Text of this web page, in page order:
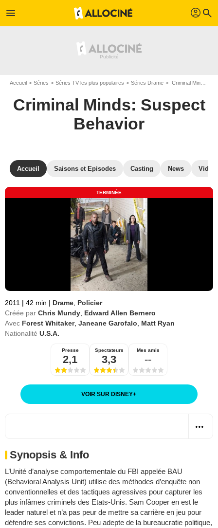
menu profil search
Accueil Séries Séries TV les plus populaires Séries Drame Criminal Minds: Suspect Behavior
Criminal Minds: Suspect
Behavior
Accueil Saisons et Episodes Casting News
TERMINÉE
2011 | 42 min | Drame Policier
Créée par Chris Mundy Edward Allen Bernero
Avec Forest Whitaker, Janeane Garofalo
Matt Ryan
Nationalité U.S.A.
Presse
2,1
Spectateurs
3,3
Mes amis
--
VOIR SUR DISNEY+
Synopsis & Info
L’Unité d’analyse comportementale du FBI appelée BAU
(Behavioral Analysis Unit) utilise des méthodes d’enquête non
conventionnelles et des tactiques agressives pour capturer les
plus infâmes criminels des Etats-Unis. Sam Cooper en est le
leader naturel et n’a pas peur de mettre sa carrière en jeu pour
défendre ses convictions. Peu adepte de la bureaucratie politique,